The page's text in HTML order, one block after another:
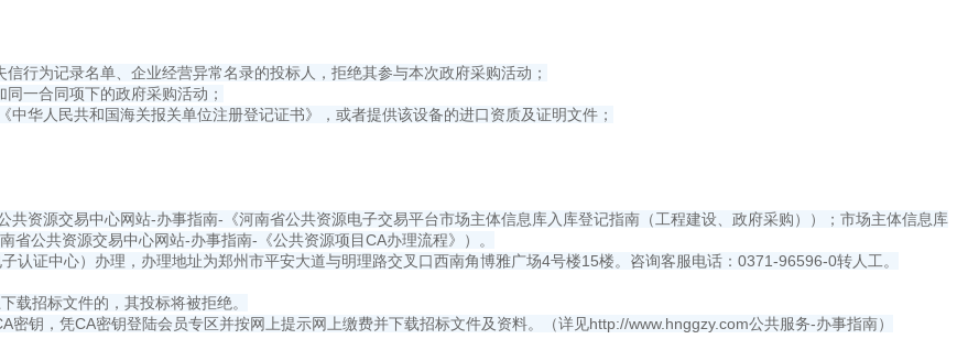
行为记录名单、企业经营异常名录的投标人，拒绝其参与本次政府采购活动；
一合同项下的政府采购活动；
华人民共和国海关报关单位注册登记证书》，或者提供该设备的进口资质及证明文件；
资源交易中心网站-办事指南-《河南省公共资源电子交易平台市场主体信息库入库登记指南（工程建设、政府采购））；市场主体信息库
公共资源交易中心网站-办事指南-《公共资源项目CA办理流程》）。
认证中心）办理，办理地址为郑州市平安大道与明理路交叉口西南角博雅广场4号楼15楼。咨询客服电话：0371-96596-0转人工。
载招标文件的，其投标将被拒绝。
钥，凭CA密钥登陆会员专区并按网上提示网上缴费并下载招标文件及资料。（详见http://www.hnggzy.com公共服务-办事指南）